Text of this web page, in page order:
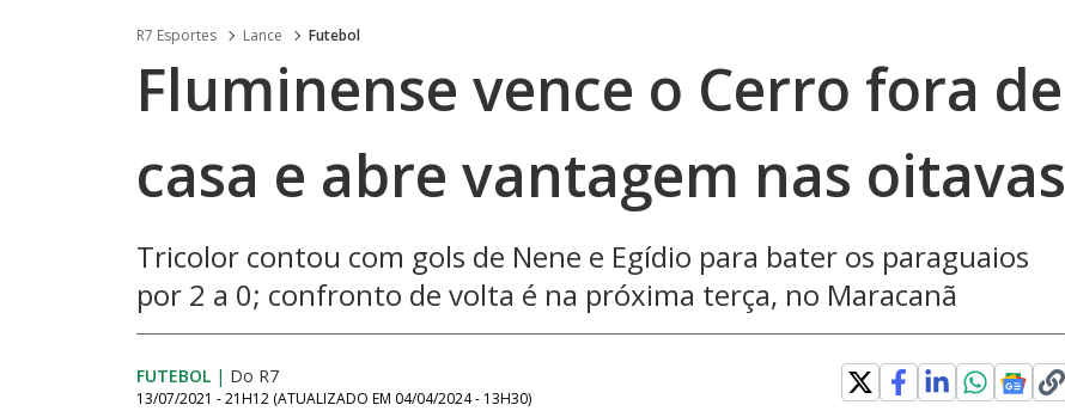
R7 Esportes Lance Futebol
Fluminense vence o Cerro fora de
casa e abre vantagem nas oitavas
Tricolor contou com gols de Nene e Egídio para bater os paraguaios
por 2 a 0; confronto de volta é na próxima terça, no Maracanã
FUTEBOL | Do R7
13/07/2021 - 21H12 (ATUALIZADO EM 04/04/2024 - 13H30)